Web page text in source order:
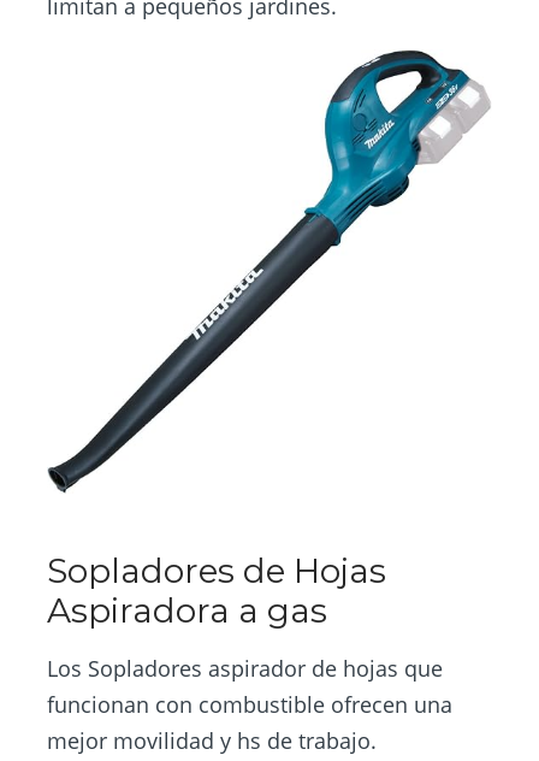
limitan a pequeños jardines.
Sopladores de Hojas
Aspiradora a gas
Los Sopladores aspirador de hojas que
funcionan con combustible ofrecen una
mejor movilidad y hs de trabajo.